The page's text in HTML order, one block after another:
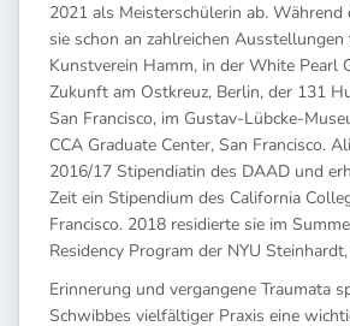
2021 als Meisterschülerin ab. Während
sie schon an zahlreichen Ausstellungen
Kunstverein Hamm, in der White Pearl
Zukunft am Ostkreuz, Berlin, der 131
San Francisco, im Gustav-Lübcke-
CCA Graduate Center, San Francisco.
2016/17 Stipendiatin des DAAD und
Zeit ein Stipendium des California
Francisco. 2018 residierte sie im
Residency Program der NYU
Erinnerung und vergangene Traumata
Schwibbes vielfältiger Praxis eine